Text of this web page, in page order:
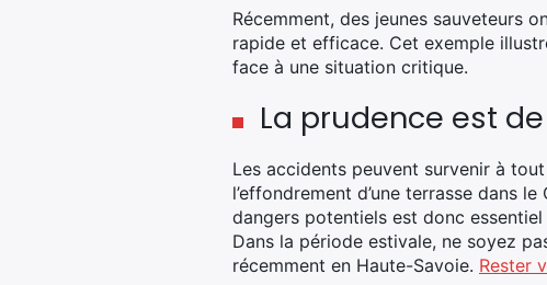
Récemment, des jeunes sauveteurs
rapide et efficace. Cet exemple
face à une situation critique.
La prudence est
Les accidents peuvent survenir à
l’effondrement d’une terrasse dans
dangers potentiels est donc
Dans la période estivale, ne soyez
récemment en Haute-Savoie. Rester